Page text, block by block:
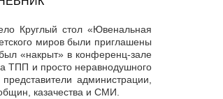
Круглый стол «Ювенальная
миров были приглашены
«накрыт» в конференц-зале
ТПП и просто неравнодушного
администрации,
казачества и СМИ.